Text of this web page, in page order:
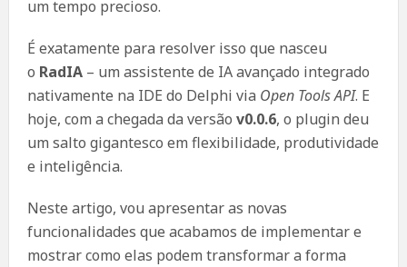
um tempo precioso.
É exatamente para resolver isso que nasceu
o RadIA– um assistente de IA avançado integrado
nativamente na IDE do Delphi via Open Tools API. E
hoje, com a chegada da versão v0.0.6, o plugin deu
um salto gigantesco em flexibilidade, produtividade
e inteligência.
Neste artigo, vou apresentar as novas
funcionalidades que acabamos de implementar e
mostrar como elas podem transformar a forma